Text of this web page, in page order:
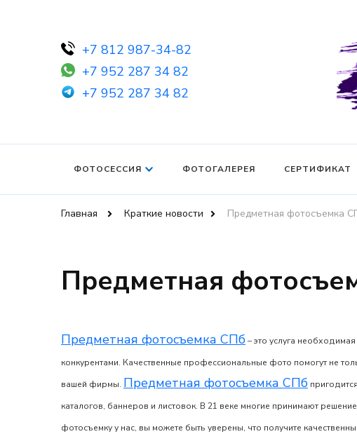
+7 812 987-34-82
+7 952 287 34 82
+7 952 287 34 82
ФОТОСЕССИЯ ФОТОГАЛЕРЕЯ СЕРТИФИКАТ
Главная Краткие новости Предметная фотосъемка
Предметная
Предметная фотосъемка СПб– это услуга
конкурентами. Качественные профессиональные фото помогут не
вашей фирмы. Предметная фотосъемка СПб
каталогов, баннеров и листовок. В 21 веке многие принимают
фотосъемкуу нас, вы можете быть уверены, что получите